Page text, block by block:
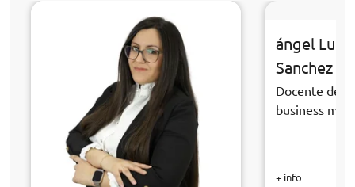
ángel Luis
Sanchez
Docente de
business
+ info